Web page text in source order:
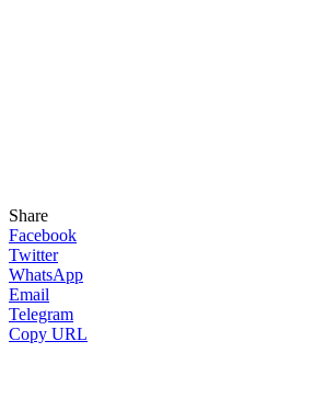
Share
Facebook
Twitter
WhatsApp
Email
Telegram
Copy URL